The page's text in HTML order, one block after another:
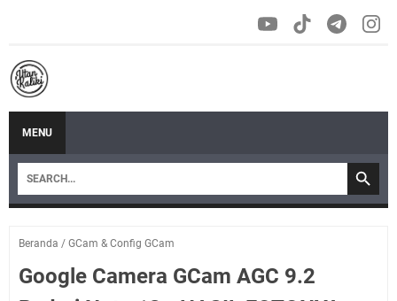
MENU
Beranda / GCam & Config GCam
Google Camera GCam AGC 9.2